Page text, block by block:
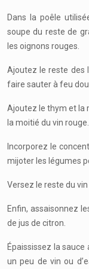
Dans la poêle
soupe du reste de
les oignons rouges.
Ajoutez le reste des
faire sauter à feu
Ajoutez le thym et la
la moitié du vin rouge.
Incorporez le
mijoter les légumes
Versez le reste du
Enfin, assaisonnez
de jus de citron.
Épaississez la
un peu de vin ou